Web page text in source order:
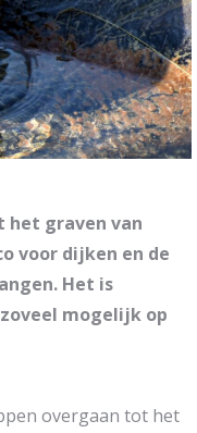
het graven van
voor dijken en de
Het is
mogelijk op
overgaan tot het